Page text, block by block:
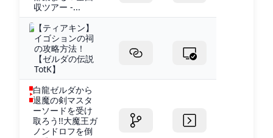
収ツアー -...
【ティアキン】
イゴションの祠
の攻略方法！
【ゼルダの伝説
TotK】
白龍ゼルダから
退魔の剣マスタ
ーソードを受け
取ろう!!大魔王ガ
ノンドロフを倒